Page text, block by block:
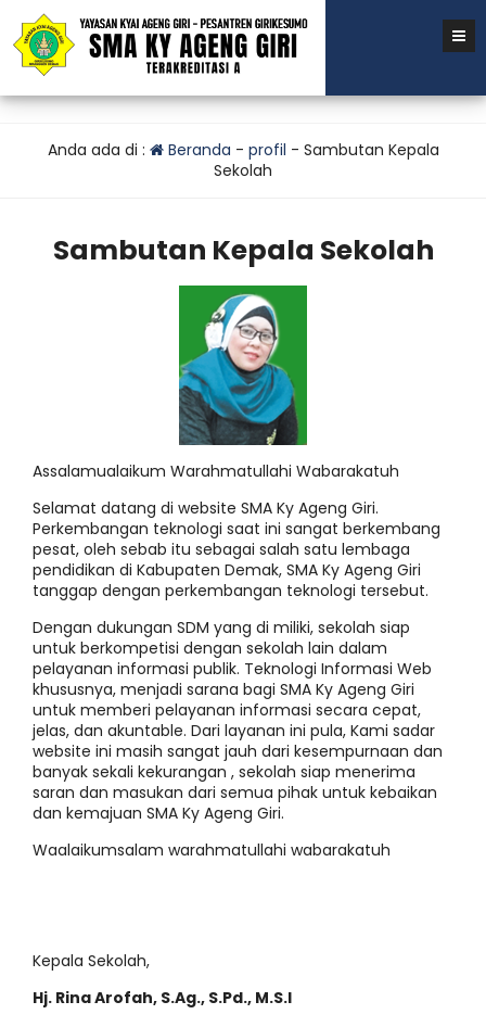
Anda ada di : Beranda - profil - Sambutan Kepala
Sekolah
Sambutan Kepala Sekolah
Assalamualaikum Warahmatullahi Wabarakatuh
Selamat datang di website SMA Ky Ageng Giri.
Perkembangan teknologi saat ini sangat berkembang
pesat, oleh sebab itu sebagai salah satu lembaga
pendidikan di Kabupaten Demak, SMA Ky Ageng Giri
tanggap dengan perkembangan teknologi tersebut.
Dengan dukungan SDM yang di miliki, sekolah siap
untuk berkompetisi dengan sekolah lain dalam
pelayanan informasi publik. Teknologi Informasi Web
khususnya, menjadi sarana bagi SMA Ky Ageng Giri
untuk memberi pelayanan informasi secara cepat,
jelas, dan akuntable. Dari layanan ini pula, Kami sadar
website ini masih sangat jauh dari kesempurnaan dan
banyak sekali kekurangan , sekolah siap menerima
saran dan masukan dari semua pihak untuk kebaikan
dan kemajuan SMA Ky Ageng Giri.
Waalaikumsalam warahmatullahi wabarakatuh
Kepala Sekolah,
Hj. Rina Arofah, S.Ag., S.Pd., M.S.I